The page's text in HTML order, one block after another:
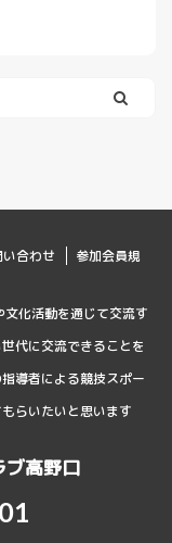
い合わせ
参加会員規
化活動を通じて交流す
代に交流できることを
導者による競技スポー
らいたいと思います
ブ高野口